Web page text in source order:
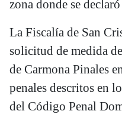
zona donde se
La Fiscalía de San
solicitud de medida
de Carmona Pinales
penales descritos en
del Código Penal